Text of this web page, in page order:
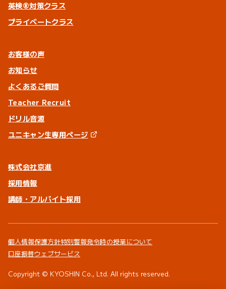
英検®対策クラス
プライベートクラス
お客様の声
お知らせ
よくあるご質問
Teacher Recruit
ドリル音源
ユニキャン生専用ページ
株式会社京進
採用情報
講師・アルバイト採用
個人情報保護方針特別警報発令時の授業について
口座振替ウェブサービス
Copyright © KYOSHIN Co., Ltd. All rights reserved.